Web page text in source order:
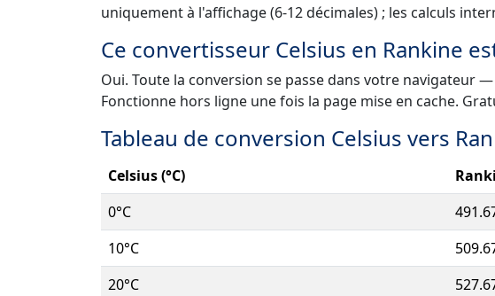
uniquement à l'affichage (6-12 décimales) ; les calculs
Ce convertisseur Celsius en Rankine
Oui. Toute la conversion se passe dans votre navigateur
Fonctionne hors ligne une fois la page mise en cache.
Tableau de conversion Celsius vers
Celsius (°C)
0°C
10°C
20°C